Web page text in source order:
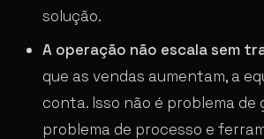
solução.
A operação não escala sem
que as vendas aumentam, a
conta. Isso não é problema de
problema de processo e